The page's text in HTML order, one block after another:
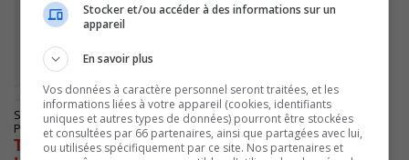
SAINT-BRUNO-DE-MONTARVILLE
Publié le 29 juin 2022 à 06h26
Travaux d’urgence et fermeture de voies sur
Stocker et/ou accéder à des informations sur un
appareil
En savoir plus
Vos données à caractère personnel seront traitées, et les
informations liées à votre appareil (cookies, identifiants
uniques et autres types de données) pourront être stockées
et consultées par 66 partenaires, ainsi que partagées avec lui,
ou utilisées spécifiquement par ce site. Nos partenaires et